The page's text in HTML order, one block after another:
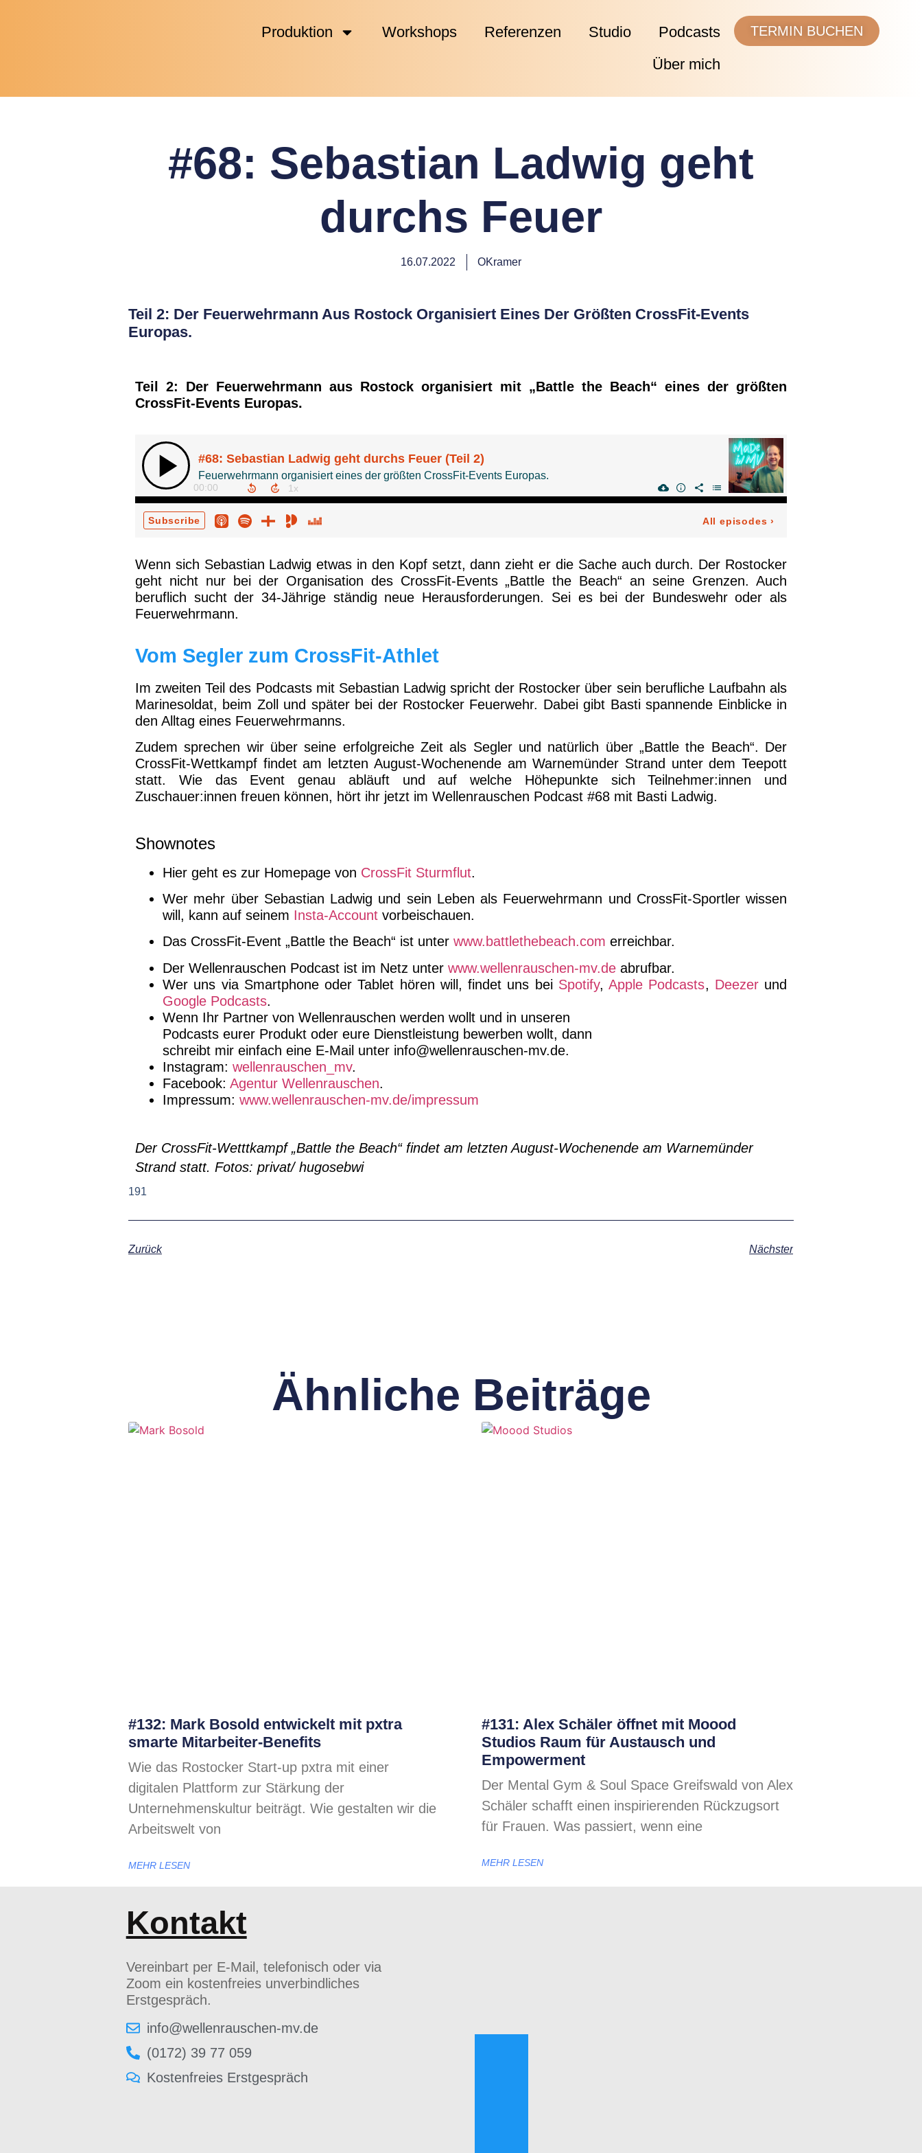
Produktion Workshops Referenzen Studio
Podcasts
Über mich
TERMIN BUCHEN
#68: Sebastian Ladwig geht
durchs Feuer
16.07.2022 OKramer
Teil 2: Der Feuerwehrmann Aus Rostock Organisiert Eines Der Größten CrossFit-Events
Europas.
Teil 2: Der Feuerwehrmann aus Rostock organisiert mit „Battle the Beach“ eines der größten
CrossFit-Events Europas.
Wenn sich Sebastian Ladwig etwas in den Kopf setzt, dann zieht er die Sache auch durch. Der Rostocker
geht nicht nur bei der Organisation des CrossFit-Events „Battle the Beach“ an seine Grenzen. Auch
beruflich sucht der 34-Jährige ständig neue Herausforderungen. Sei es bei der Bundeswehr oder als
Feuerwehrmann.
Vom Segler zum CrossFit-Athlet
Im zweiten Teil des Podcasts mit Sebastian Ladwig spricht der Rostocker über sein berufliche Laufbahn als
Marinesoldat, beim Zoll und später bei der Rostocker Feuerwehr. Dabei gibt Basti spannende Einblicke in
den Alltag eines Feuerwehrmanns.
Zudem sprechen wir über seine erfolgreiche Zeit als Segler und natürlich über „Battle the Beach“. Der
CrossFit-Wettkampf findet am letzten August-Wochenende am Warnemünder Strand unter dem Teepott
statt. Wie das Event genau abläuft und auf welche Höhepunkte sich Teilnehmer:innen und
Zuschauer:innen freuen können, hört ihr jetzt im Wellenrauschen Podcast #68 mit Basti Ladwig.
Shownotes
Hier geht es zur Homepage von CrossFit Sturmflut.
Wer mehr über Sebastian Ladwig und sein Leben als Feuerwehrmann und CrossFit-Sportler wissen
will, kann auf seinem Insta-Account vorbeischauen.
Das CrossFit-Event „Battle the Beach“ ist unter www.battlethebeach.com erreichbar.
Der Wellenrauschen Podcast ist im Netz unter www.wellenrauschen-mv.de abrufbar.
Wer uns via Smartphone oder Tablet hören will, findet uns bei Spotify,Apple Podcasts, Deezerund
Google Podcasts.
Wenn Ihr Partner von Wellenrauschen werden wollt und in unseren
Podcasts eurer Produkt oder eure Dienstleistung bewerben wollt, dann
schreibt mir einfach eine E-Mail unter info@wellenrauschen-mv.de.
Instagram: wellenrauschen_mv.
Facebook: Agentur Wellenrauschen.
Impressum: www.wellenrauschen-mv.de/impressum
Der CrossFit-Wetttkampf „Battle the Beach“ findet am letzten August-Wochenende am Warnemünder
Strand statt. Fotos: privat/ hugosebwi
191
Zurück Nächster
Ähnliche Beiträge
#132: Mark Bosold entwickelt mit pxtra
smarte Mitarbeiter-Benefits
Wie das Rostocker Start-up pxtra mit einer
digitalen Plattform zur Stärkung der
Unternehmenskultur beiträgt. Wie gestalten wir die
Arbeitswelt von
MEHR LESEN
#131: Alex Schäler öffnet mit Moood
Studios Raum für Austausch und
Empowerment
Der Mental Gym & Soul Space Greifswald von Alex
Schäler schafft einen inspirierenden Rückzugsort
für Frauen. Was passiert, wenn eine
MEHR LESEN
Kontakt
Vereinbart per E-Mail, telefonisch oder via
Zoom ein kostenfreies unverbindliches
Erstgespräch.
info@wellenrauschen-mv.de
(0172) 39 77 059
Kostenfreies Erstgespräch